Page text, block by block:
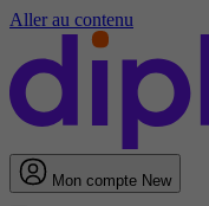
Aller au contenu
Mon compte New